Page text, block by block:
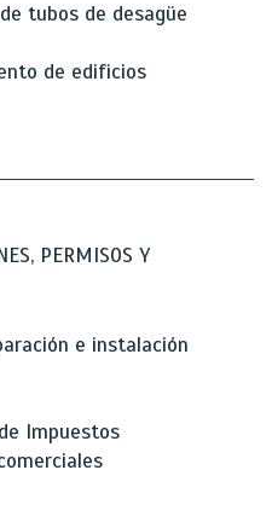
tubos de desagüe
de edificios
PERMISOS Y
e instalación
Impuestos